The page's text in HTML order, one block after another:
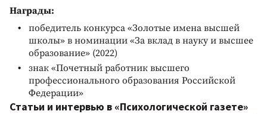
Награды:
победитель конкурса «Золотые имена высшей
школы» в номинации «За вклад в науку и высшее
образование» (2022)
знак «Почетный работник высшего
профессионального образования Российской
Федерации»
Статьи и интервью в «Психологической газете»